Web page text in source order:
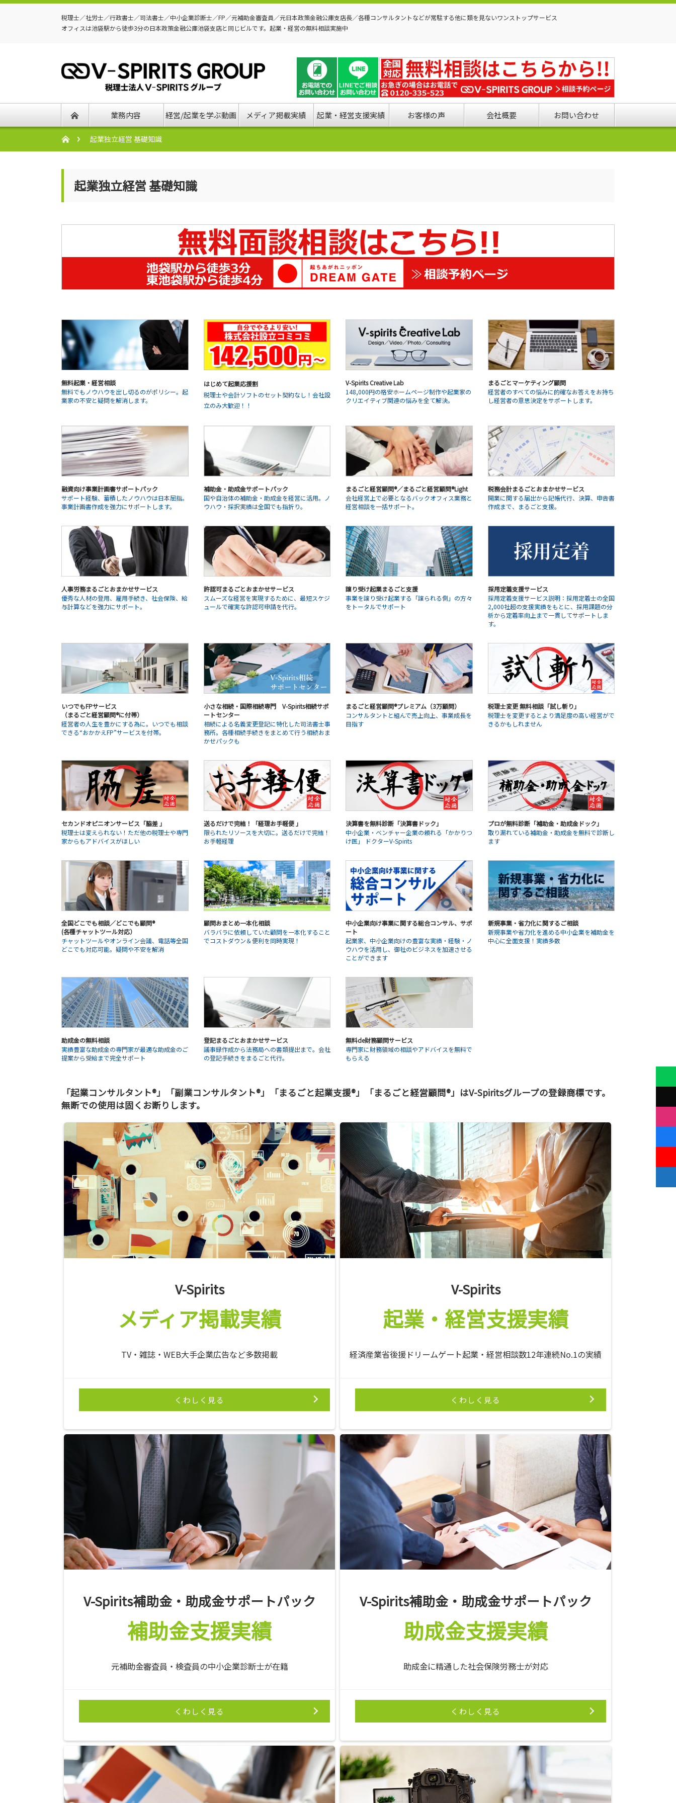
税理士／社労士／行政書士／司法書士／中小企業診断士／FP／元補助金審査員／元日本政策金融公庫支店長／各種コンサルタントなどが常駐する他に類を見ないワンストップサービス
オフィスは池袋駅から徒歩3分の日本政策金融公庫池袋支店と同じビルです。起業・経営の無料相談実施中
業務内容 経営/起業を学ぶ動画 メディア掲載実績 起業・経営支援実績 お客様の声 会社概要 お問い合わせ
起業独立経営 基礎知識
起業独立経営 基礎知識
無料起業・経営相談
無料でもノウハウを出し切るのがポリシー。起
業家の不安と疑問を解消します。
はじめて起業応援割
税理士や会計ソフトのセット契約なし！会社設
立のみ大歓迎！！
V-Spirits Creative Lab
148,000円の格安ホームページ制作や起業家の
クリエイティブ関連の悩みを全て解決。
まるごとマーケティング顧問
経営者のすべての悩みに的確なお答えをお持ち
し経営者の意思決定をサポートします。
融資向け事業計画書サポートパック
サポート経験、蓄積したノウハウは日本屈指。
事業計画書作成を強力にサポートします。
補助金・助成金サポートパック
国や自治体の補助金・助成金を経営に活用。ノ
ウハウ・採択実績は全国でも指折り。
まるごと経営顧問®／まるごと経営顧問®Light
会社経営上で必要となるバックオフィス業務と
経営相談を一括サポート。
税務会計まるごとおまかせサービス
開業に関する届出から記帳代行、決算、申告書
作成まで、まるごと支援。
人事労務まるごとおまかせサービス
優秀な人材の登用、雇用手続き、社会保険、給
与計算などを強力にサポート。
許認可まるごとおまかせサービス
スムーズな経営を実現するために、最短スケジ
ュールで確実な許認可申請を代行。
譲り受け起業まるごと支援
事業を譲り受け起業する「譲られる側」の方々
をトータルでサポート
採用定着支援サービス
採用定着支援サービス説明：採用定着士の全国
2,000社超の支援実績をもとに、採用課題の分
析から定着率向上まで一貫してサポートしま
す。
いつでもFPサービス
（まるごと経営顧問®に付帯）
経営者の人生を豊かにする為に。いつでも相談
できる“おかかえFP”サービスを付帯。
小さな相続・国際相続専門 V-Spirits相続サポ
ートセンター
相続による名義変更登記に特化した司法書士事
務所。各種相続手続きをまとめて行う相続おま
かせパックも
まるごと経営顧問®プレミアム（3万顧問）
コンサルタントと組んで売上向上、事業成長を
目指す
税理士変更 無料相談「試し斬り」
税理士を変更するとより満足度の高い経営がで
きるかもしれません
セカンドオピニオンサービス「脇差 」
税理士は変えられない！ただ他の税理士や専門
家からもアドバイスがほしい
送るだけで完結！「経理お手軽便 」
限られたリソースを大切に。送るだけで完結！
お手軽経理
決算書を無料診断「決算書ドック」
中小企業・ベンチャー企業の頼れる「かかりつ
け医」 ドクターV-Spirits
プロが無料診断「補助金・助成金ドック」
取り漏れている補助金・助成金を無料で診断し
ます
全国どこでも相談／どこでも顧問®
(各種チャットツール対応）
チャットツールやオンライン会議、電話等全国
どこでも対応可能。疑問や不安を解消
顧問おまとめ一本化相談
バラバラに依頼していた顧問を一本化すること
でコストダウン＆便利を同時実現！
中小企業向け事業に関する総合コンサル、サポ
ート
起業家、中小企業向けの豊富な実績・経験・ノ
ウハウを活用し、御社のビジネスを加速させる
ことができます
新規事業・省力化に関するご相談
新規事業や省力化を進める中小企業を補助金を
中心に全面支援！実績多数
助成金の無料相談
実績豊富な助成金の専門家が最適な助成金のご
提案から受給まで完全サポート
登記まるごとおまかせサービス
議事録作成から法務局への書類提出まで。会社
の登記手続きをまるごと代行。
無料de財務顧問サービス
専門家に財務領域の相談やアドバイスを無料で
もらえる
「起業コンサルタント®」「副業コンサルタント®」「まるごと起業支援®」「まるごと経営顧問®」はV-Spiritsグループの登録商標です。
無断での使用は固くお断りします。
V-Spirits
メディア掲載実績
TV・雑誌・WEB大手企業広告など多数掲載
くわしく見る
V-Spirits
起業・経営支援実績
経済産業省後援ドリームゲート起業・経営相談数12年連続No.1の実績
くわしく見る
V-Spirits補助金・助成金サポートパック
補助金支援実績
元補助金審査員・検査員の中小企業診断士が在籍
くわしく見る
V-Spirits補助金・助成金サポートパック
助成金支援実績
助成金に精通した社会保険労務士が対応
くわしく見る